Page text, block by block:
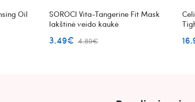
Oil
SOROCI Vita-Tangerine Fit Mask
lakštinė veido kaukė
3.49€ 4.89€